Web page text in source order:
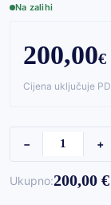
Na zalihi
200,00€
Cijena uključuje
− +
Ukupno:200,00 €